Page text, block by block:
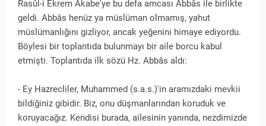
Rasûl-i Ekrem Akabe'ye bu defa amcası Abbâs ile birlikte
geldi. Abbâs henüz ya müslüman olmamış, yahut
müslümanlığını gizliyor, ancak yeğenini himaye ediyordu.
Böylesi bir toplantıda bulunmayı bir aile borcu kabul
etmişti. Toplantıda ilk sözü Hz. Abbâs aldı:
- Ey Hazrecliler, Muhammed (s.a.s.)'in aramızdaki mevkii
bildiğiniz gibidir. Biz, onu düşmanlarından koruduk ve
koruyacağız. Kendisi burada, ailesinin yanında, nezdimizde